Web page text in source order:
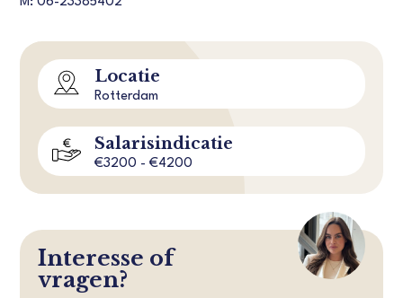
Locatie
Rotterdam
Salarisindicatie
€3200 - €4200
Interesse of
vragen?